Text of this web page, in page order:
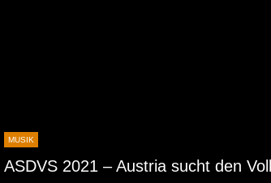
MUSIK
ASDVS 2021 – Austria sucht den